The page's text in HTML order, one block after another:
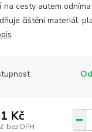
na cesty autem
čištění materiál:
Kč
bez DPH